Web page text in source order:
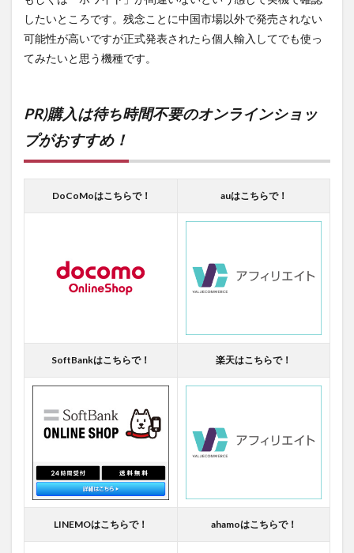
したいところです。残念ことに中国市場以外で発売されない
可能性が高いですが正式発表されたら個人輸入してでも使っ
てみたいと思う機種です。
PR)購入は待ち時間不要のオンラインショッ
プがおすすめ！
DoCoMoはこちらで！ auはこちらで！
SoftBankはこちらで！ 楽天はこちらで！
LINEMOはこちらで！ ahamoはこちらで！